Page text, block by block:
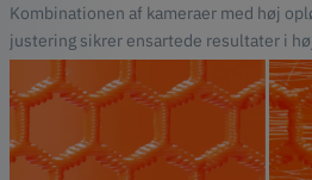
Kombinationen af kameraer med høj
justering sikrer ensartede resultater i